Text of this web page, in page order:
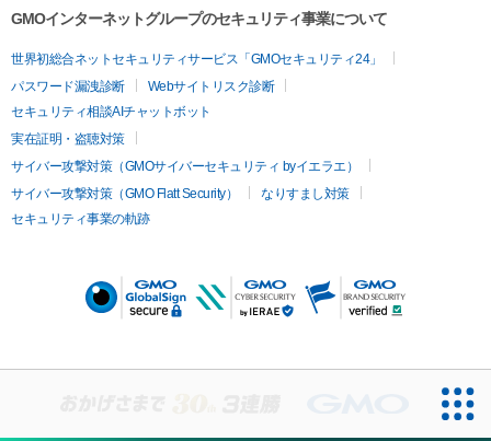
GMOインターネットグループのセキュリティ事業について
世界初総合ネットセキュリティサービス「GMOセキュリティ24」
パスワード漏洩診断
Webサイトリスク診断
セキュリティ相談AIチャットボット
実在証明・盗聴対策
サイバー攻撃対策（GMOサイバーセキュリティ byイエラエ）
サイバー攻撃対策（GMO Flatt Security）
なりすまし対策
セキュリティ事業の軌跡